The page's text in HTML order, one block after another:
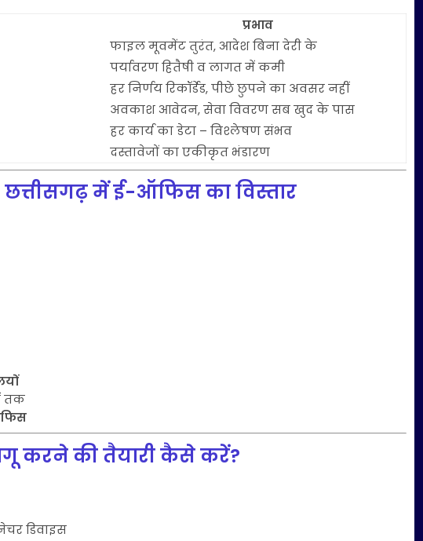
प्रभाव
फाइल मूवमेंट तुरंत, आदेश बिना देरी के
पर्यावरण हितैषी व लागत में कमी
हर निर्णय रिकॉर्डेड, पीछे छुपने का अवसर नहीं
अवकाश आवेदन, सेवा विवरण सब खुद के पास
हर कार्य का डेटा – विश्लेषण संभव
दस्तावेजों का एकीकृत भंडारण
छत्तीसगढ़ में ई-ऑफिस का विस्तार
तक
करने की तैयारी कैसे करें?
डिवाइस